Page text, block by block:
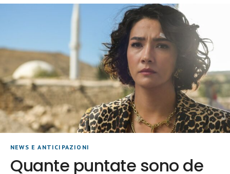
NEWS E ANTICIPAZIONI
Quante puntate sono de